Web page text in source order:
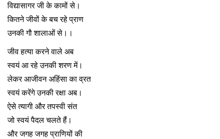
विद्यासागर जी के कामों से।
कितने जीवों के बच रहे प्राण
उनकी गौ शालाओं से।।
जीव हत्या करने वाले अब
स्वयं आ रहे उनकी शरण में।
लेकर आजीवन अहिंसा का व्रत
स्वयं करेंगे उनकी रक्षा अब।
ऐसे त्यागी और तपस्वी संत
जो स्वयं पैदल चलते हैं।
और जगह जगह प्राणियों की